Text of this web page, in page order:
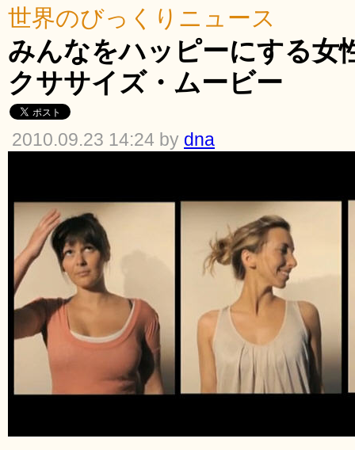
世界のびっくりニュース
みんなをハッピーにする女
クササイズ・ムービー
2010.09.23 14:24 by dna